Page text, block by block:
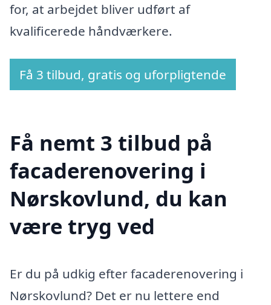
for, at arbejdet bliver udført af
kvalificerede håndværkere.
Få 3 tilbud, gratis og uforpligtende
Få nemt 3 tilbud på
facaderenovering i
Nørskovlund, du kan
være tryg ved
Er du på udkig efter facaderenovering i
Nørskovlund? Det er nu lettere end